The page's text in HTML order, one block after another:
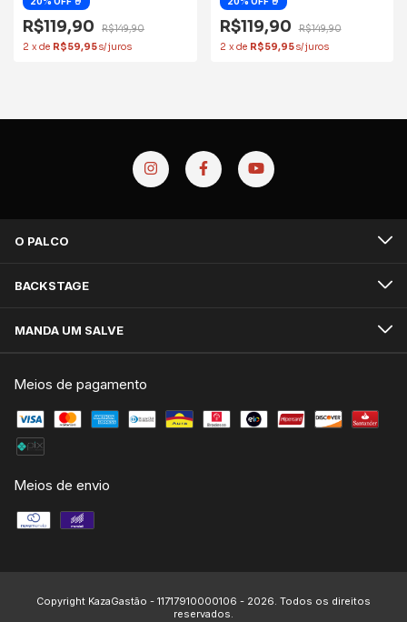
R$119,90
R$149,90
2 x de R$59,95
R$119,90
R$149,90
2 x de R$59,95
O PALCO
BACKSTAGE
MANDA UM SALVE
Meios de pagamento
Meios de envio
Copyright KazaGastão - 11717910000106 - 2026. Todos os direitos
reservados.